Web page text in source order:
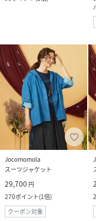
Jocomomola
スーツジャケット
29,700 円
270ポイント(1倍)
クーポン対象